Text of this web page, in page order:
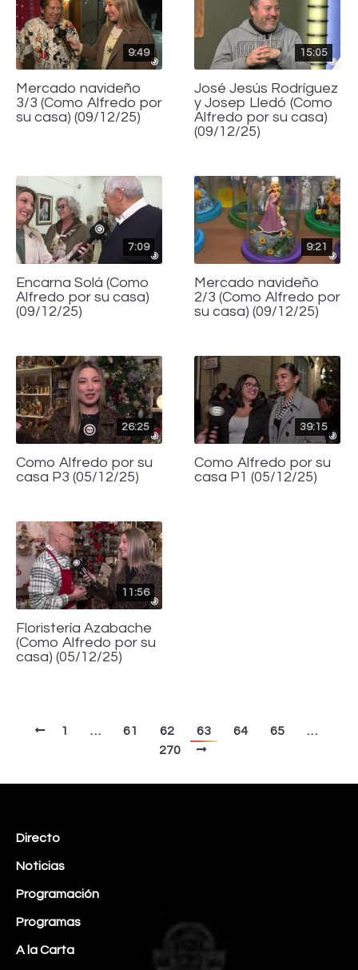
9:49
Mercado navideño
3/3 (Como Alfredo por
su casa) (09/12/25)
15:05
José Jesús Rodríguez
y Josep Lledó (Como
Alfredo por su casa)
(09/12/25)
7:09
Encarna Solá (Como
Alfredo por su casa)
(09/12/25)
9:21
Mercado navideño
2/3 (Como Alfredo por
su casa) (09/12/25)
26:25
Como Alfredo por su
casa P3 (05/12/25)
39:15
Como Alfredo por su
casa P1 (05/12/25)
11:56
Floristería Azabache
(Como Alfredo por su
casa) (05/12/25)
1 … 61 62 63 64 65
…
270
Directo
Noticias
Programación
Programas
A la Carta